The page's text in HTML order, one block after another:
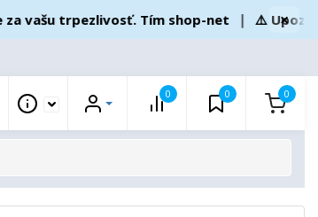
trpezlivosť. Tím shop-net❘⚠️ ×
0 0 0